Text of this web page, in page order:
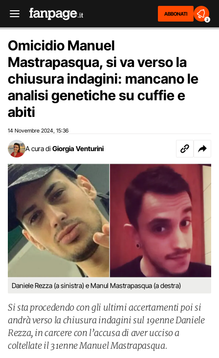
ABBONATI
2
Omicidio Manuel
Mastrapasqua, si va verso la
chiusura indagini: mancano le
analisi genetiche su cuffie e
abiti
14 Novembre 2024 15:36
A cura di Giorgia Venturini
Daniele Rezza (a sinistra) e Manul Mastrapasqua (a destra)
Si sta procedendo con gli ultimi accertamenti poi si
andrà verso la chiusura indagini sul 19enne Daniele
Rezza, in carcere con l’accusa di aver ucciso a
coltellate il 31enne Manuel Mastrapasqua.